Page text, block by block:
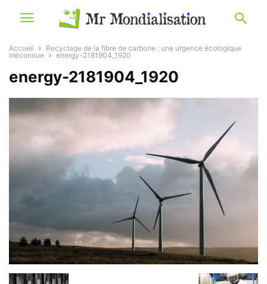
Accueil
Recyclage de la fibre de carbone : une urgence écologique
méconnue
energy-2181904_1920
energy-2181904_1920